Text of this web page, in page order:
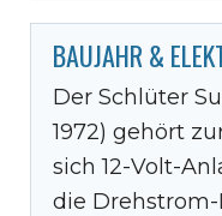
BAUJAHR &
Der Schlüter
1972) gehört
sich 12-Volt-
die